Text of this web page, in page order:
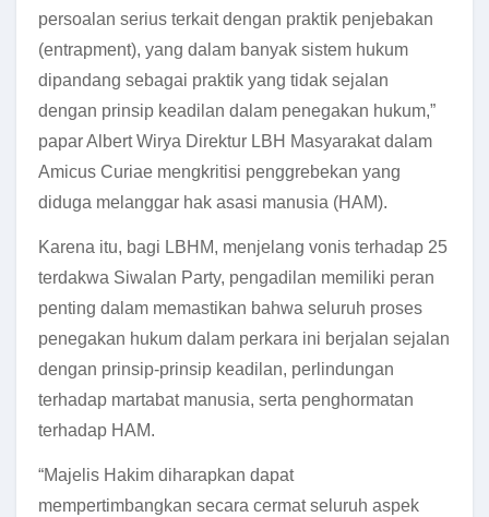
persoalan serius terkait dengan praktik penjebakan
(entrapment), yang dalam banyak sistem hukum
dipandang sebagai praktik yang tidak sejalan
dengan prinsip keadilan dalam penegakan hukum,”
papar Albert Wirya Direktur LBH Masyarakat dalam
Amicus Curiae mengkritisi penggrebekan yang
diduga melanggar hak asasi manusia (HAM).
Karena itu, bagi LBHM, menjelang vonis terhadap 25
terdakwa Siwalan Party, pengadilan memiliki peran
penting dalam memastikan bahwa seluruh proses
penegakan hukum dalam perkara ini berjalan sejalan
dengan prinsip-prinsip keadilan, perlindungan
terhadap martabat manusia, serta penghormatan
terhadap HAM.
“Majelis Hakim diharapkan dapat
mempertimbangkan secara cermat seluruh aspek